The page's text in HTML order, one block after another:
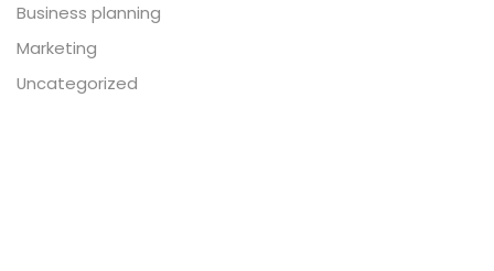
Business planning
Marketing
Uncategorized